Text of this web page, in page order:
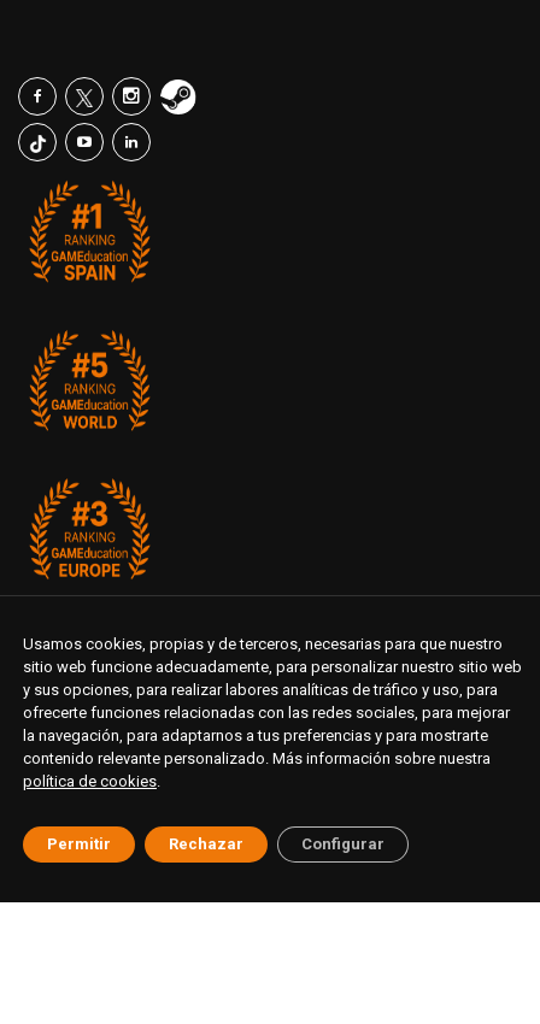
Usamos cookies, propias y de terceros, necesarias para que nuestro
sitio web funcione adecuadamente, para personalizar nuestro sitio web
y sus opciones, para realizar labores analíticas de tráfico y uso, para
ofrecerte funciones relacionadas con las redes sociales, para mejorar
la navegación, para adaptarnos a tus preferencias y para mostrarte
contenido relevante personalizado. Más información sobre nuestra
política de cookies.
Permitir Rechazar Configurar